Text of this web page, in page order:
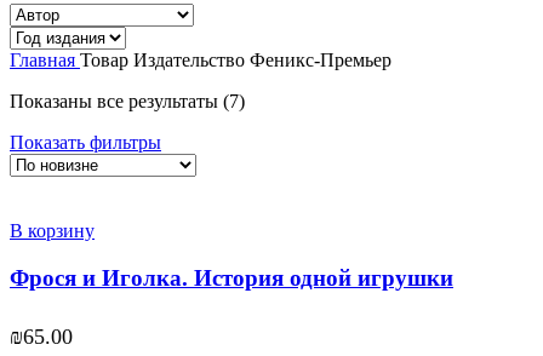
Главная Товар Издательство Феникс-Премьер
Показаны все результаты (7)Сортировка:
Показать фильтры
В корзину
Фрося и Иголка. История одной игрушки
₪65.00